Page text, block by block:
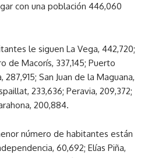
con una población 446,060
le siguen La Vega, 442,720;
de Macorís, 337,145; Puerto
287,915; San Juan de la Maguana,
233,636; Peravia, 209,372;
200,884.
número de habitantes están
60,692; Elías Piña,